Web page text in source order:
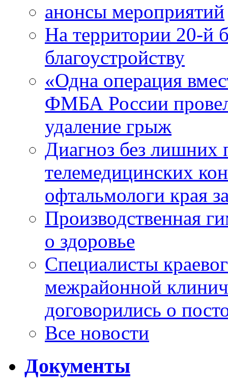
анонсы мероприятий
На территории 20-й
благоустройству
«Одна операция
ФМБА России
удаление грыж
Диагноз без лишних
телемедицинских
офтальмологи края
Производственная
о здоровье
Специалисты
межрайонной
договорились о
Все новости
Документы